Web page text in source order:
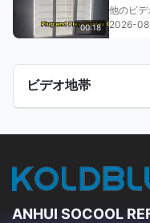
00:18
他のビデ
2026-
ビデオ地帯
ANHUI SOCOOL